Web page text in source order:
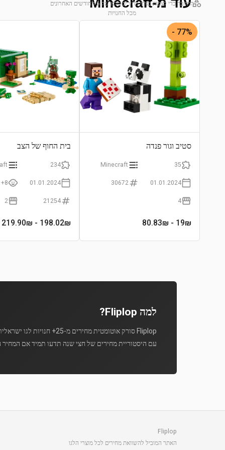
התחבר כדי לצפות בגרף מחירים מלא של 6 החודשים האחרונים
מכל החנויות
77% -
סטיב וגור פנדה
35
Minecraft
01.01.2024
30672
4
19₪
- 80.83₪
בית החוף של הצב
234
01.01.2024
8+
21254
2
198.02₪
- 219.90₪
למה Fliplop?
Fliplop סורק אוטומטית מחירים מ-25+ חנויות לגו ישראליות מספר פעמים ביום.
עם היסטוריית מחירים של חצי שנה תדעו תמיד אם
Fliplop
האתר המוביל להשוואת מחירים לכל מוצרי הלגו